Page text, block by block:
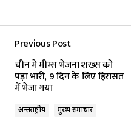
Previous Post
चीन मे मीम्स भेजना शख्स को
पड़ा भारी, 9 दिन के लिए हिरासत
में भेजा गया
अन्तर्राष्ट्रीय
मुख्य समाचार